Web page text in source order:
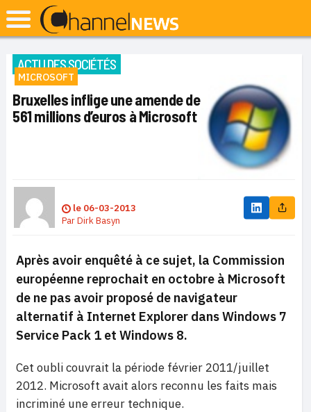
ACTU DES SOCIÉTÉS
MICROSOFT
Bruxelles inflige une amende de
561 millions d’euros à Microsoft
le 06-03-2013
ParDirk Basyn
Après avoir enquêté à ce sujet, la Commission
européenne reprochait en octobre à Microsoft
de ne pas avoir proposé de navigateur
alternatif à Internet Explorer dans Windows 7
Service Pack 1 et Windows 8.
Cet oubli couvrait la période février 2011/juillet
2012. Microsoft avait alors reconnu les faits mais
incriminé une erreur technique.